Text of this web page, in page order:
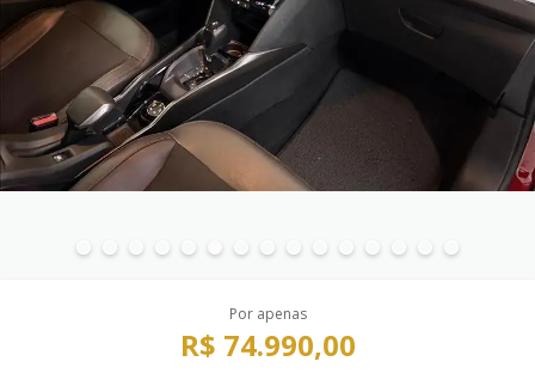
Por apenas
R$ 74.990,00